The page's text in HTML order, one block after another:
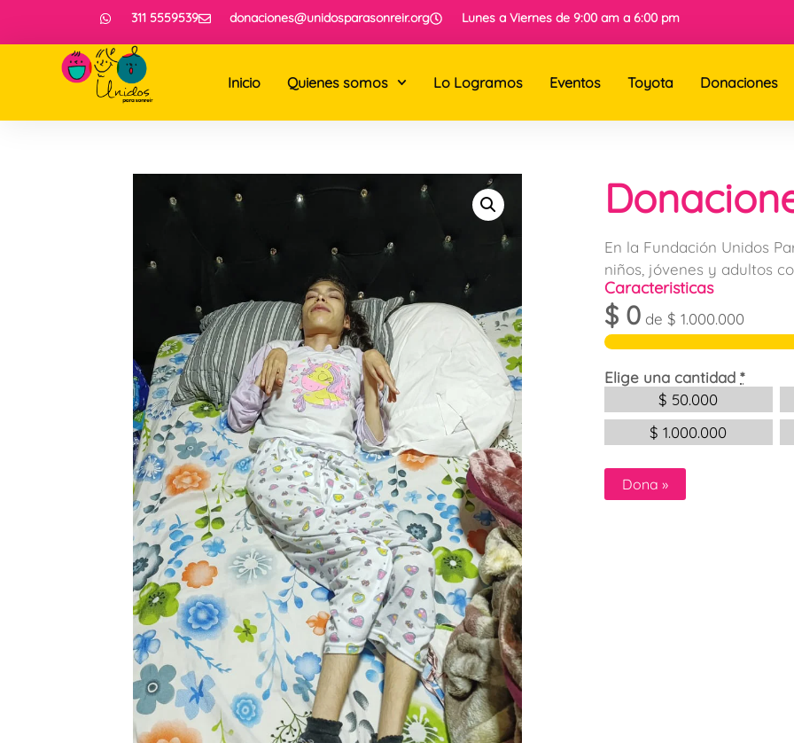
311 5559539 donaciones@unidosparasonreir.org Lunes a Viernes de 9:00 am a 6:00 pm
Inicio Quienes somos Lo Logramos Eventos Toyota Donaciones
En la Fundación Unidos
niños, jóvenes y adultos
Caracteristicas
$ 0 de $ 1.000.000
Elige una cantidad *
$ 50.000
$ 1.000.000
Dona »